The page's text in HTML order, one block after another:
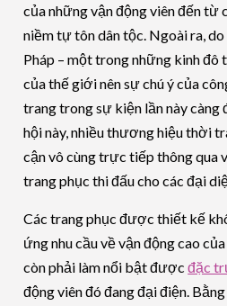
của những vận động viên đến từ
niềm tự tôn dân tộc. Ngoài ra,
Pháp – một trong những kinh
của thế giới nên sự chú ý của
trang trong sự kiện lần này càng
hội này, nhiều thương hiệu thời
cận vô cùng trực tiếp thông qua
trang phục thi đấu cho các đại
Các trang phục được thiết kế
ứng nhu cầu về vận động cao
còn phải làm nổi bật đượcđặc
động viên đó đang đại điện.